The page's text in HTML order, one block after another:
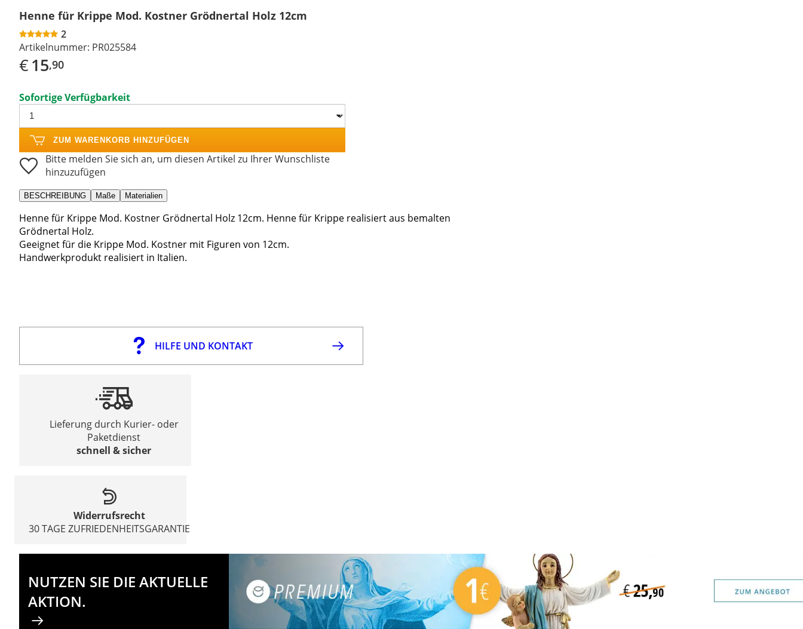
Henne für Krippe Mod. Kostner Grödnertal Holz 12cm
2
Artikelnummer: PR025584
€15,90
Sofortige Verfügbarkeit
ZUM WARENKORB HINZUFÜGEN
Bitte melden Sie sich an, um diesen Artikel zu Ihrer Wunschliste
hinzuzufügen
BESCHREIBUNG Maße Materialien
Henne für Krippe Mod. Kostner Grödnertal Holz 12cm. Henne für Krippe realisiert aus bemalten
Grödnertal Holz.
Geeignet für die Krippe Mod. Kostner mit Figuren von 12cm.
Handwerkprodukt realisiert in Italien.
HILFE UND KONTAKT
Lieferung durch Kurier- oder
Paketdienst
schnell & sicher
Widerrufsrecht
30 TAGE ZUFRIEDENHEITSGARANTIE
NUTZEN SIE DIE AKTUELLE
AKTION.